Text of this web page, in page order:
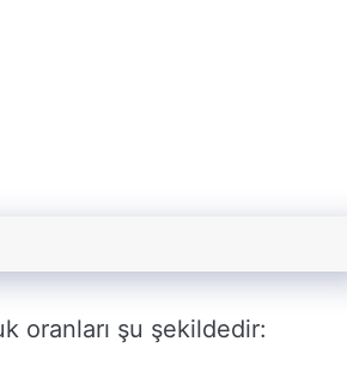
oranları şu şekildedir: